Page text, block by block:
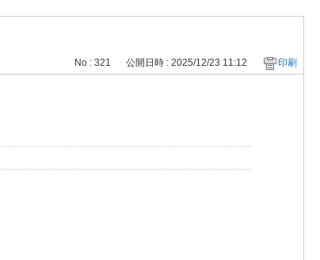
No : 321 公開日時 : 2025/12/23 11:12 印刷